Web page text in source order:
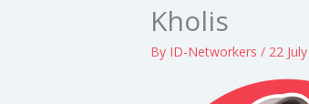
Kholis
By ID-Networkers/ 22